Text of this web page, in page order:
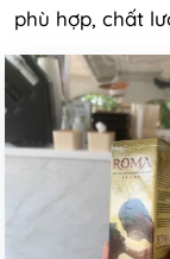
phù hợp, chất